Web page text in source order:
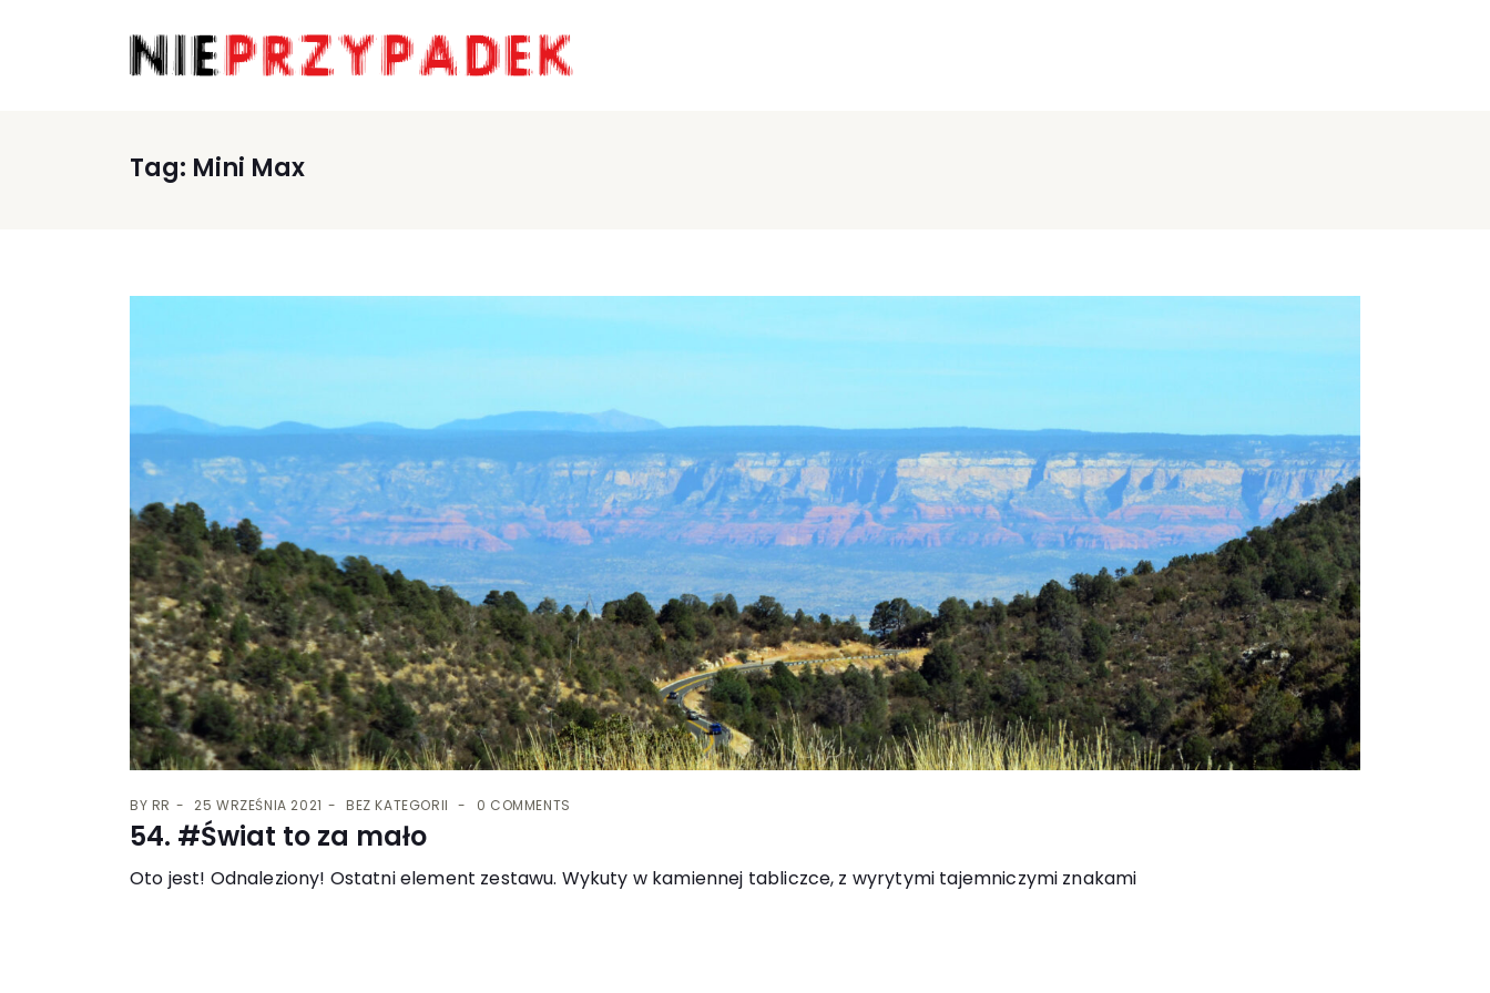
Tag: Mini Max
BY RR 25 WRZEŚNIA 2021 BEZ KATEGORII 0 COMMENTS
54. #Świat to za mało
Oto jest! Odnaleziony! Ostatni element zestawu. Wykuty w kamiennej tabliczce, z wyrytymi tajemniczymi znakami